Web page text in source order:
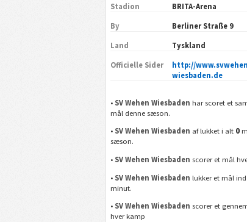
Stadion BRITA-Arena
By Berliner Straße 9
Land Tyskland
Officielle Sider
http://
wiesbaden.de
• SV Wehen Wiesbaden har scoret et
mål denne sæson.
• SV Wehen Wiesbaden af lukket i alt 0
sæson.
• SV Wehen Wiesbaden scorer et mål
• SV Wehen Wiesbaden lukker et mål
minut.
• SV Wehen Wiesbaden scorer et
hver kamp